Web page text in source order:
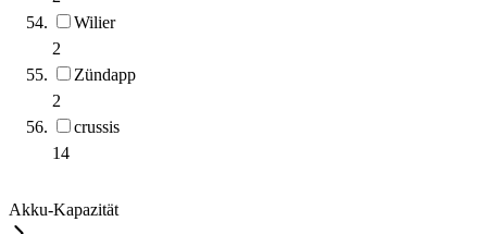
Wilier
2
Zündapp
2
crussis
14
Akku-Kapazität